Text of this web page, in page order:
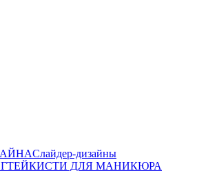
Слайдер-дизайны
КИСТИ ДЛЯ МАНИКЮРА